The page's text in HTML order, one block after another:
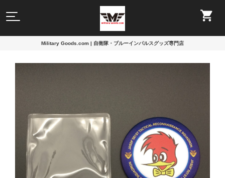
Military Goods.com | 自衛隊・ブルーインパルスグッズ専門店